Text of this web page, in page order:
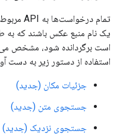
یک نام منبع عکس باشند که به
است برگردانده شود، مشخص
استفاده از دستور زیر به دست
جزئیات مکان (جدید)
جستجوی متن (جدید)
جستجوی نزدیک (جدید)